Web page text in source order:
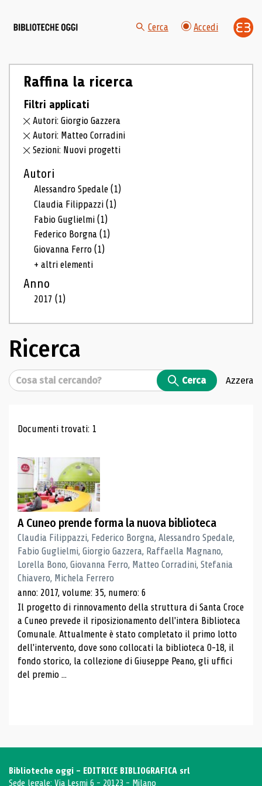
Cerca Accedi
Raffina la ricerca
Filtri applicati
Autori: Giorgio Gazzera
Autori: Matteo Corradini
Sezioni: Nuovi progetti
Autori
Alessandro Spedale(1)
Claudia Filippazzi(1)
Fabio Guglielmi(1)
Federico Borgna(1)
Giovanna Ferro(1)
+ altri elementi
Anno
2017(1)
Ricerca
Cerca Cerca Azzera
Risultati di ricerca
Documenti trovati: 1
A Cuneo prende forma la nuova biblioteca
Claudia Filippazzi, Federico Borgna, Alessandro Spedale,
Fabio Guglielmi, Giorgio Gazzera, Raffaella Magnano,
Lorella Bono, Giovanna Ferro, Matteo Corradini, Stefania
Chiavero, Michela Ferrero
anno: 2017, volume: 35, numero: 6
Il progetto di rinnovamento della struttura di Santa Croce
a Cuneo prevede il riposizionamento dell'intera Biblioteca
Comunale. Attualmente è stato completato il primo lotto
dell'intervento, dove sono collocati la biblioteca 0-18, il
fondo storico, la collezione di Giuseppe Peano, gli uffici
del premio ...
Biblioteche oggi - EDITRICE BIBLIOGRAFICA srl
Sede legale: Via Lesmi 6 - 20123 - Milano